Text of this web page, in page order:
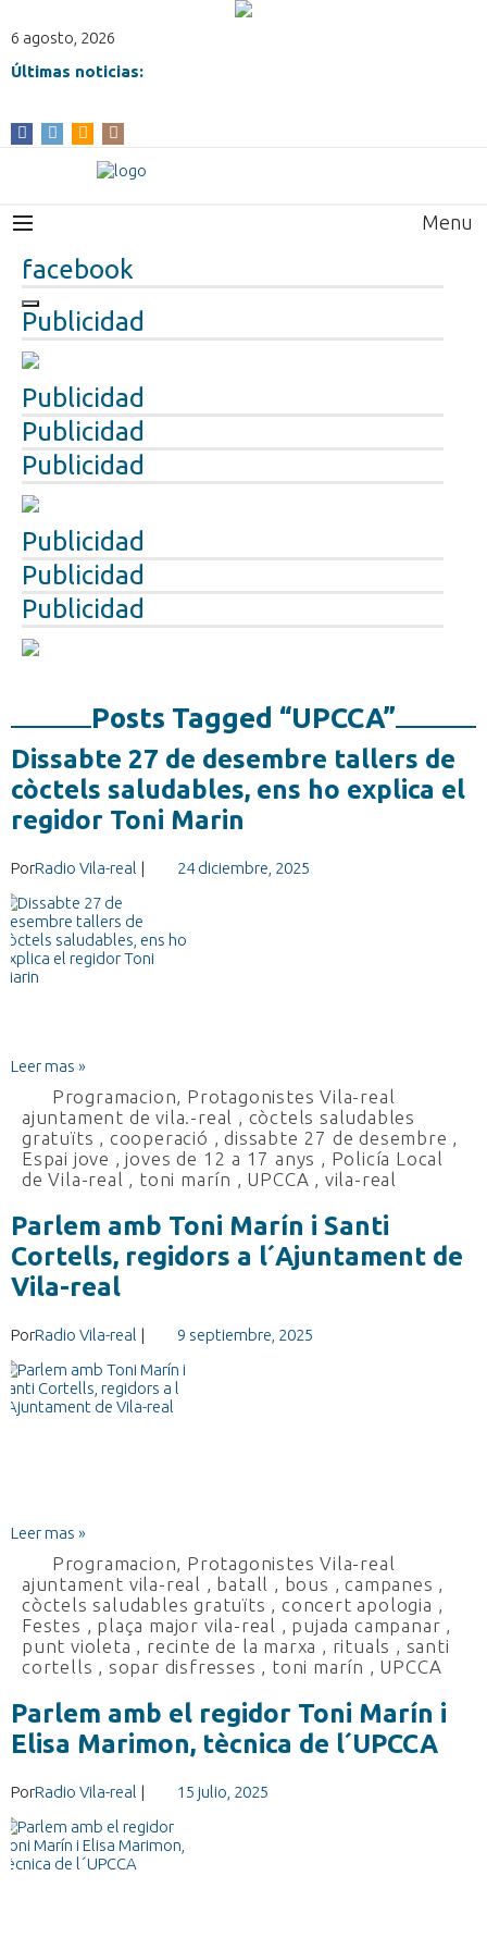
6 agosto, 2026
Últimas noticias:
Menu
facebook
Publicidad
Publicidad
Publicidad
Publicidad
Publicidad
Publicidad
Publicidad
Posts Tagged “UPCCA”
Dissabte 27 de desembre tallers de
còctels saludables, ens ho explica el
regidor Toni Marin
PorRadio Vila-real | 24 diciembre, 2025
Leer mas »
Programacion, Protagonistes Vila-real
ajuntament de vila.-real , còctels saludables
gratuïts , cooperació ,dissabte 27 de desembre ,
Espai jove ,joves de 12 a 17 anys , Policía Local
de Vila-real , toni marín , UPCCA , vila-real
Parlem amb Toni Marín i Santi
Cortells, regidors a l´Ajuntament de
Vila-real
PorRadio Vila-real | 9 septiembre, 2025
Leer mas »
Programacion, Protagonistes Vila-real
ajuntament vila-real , batall , bous ,campanes ,
còctels saludables gratuïts ,concert apologia ,
Festes , plaça major vila-real , pujada campanar ,
punt violeta , recinte de la marxa , rituals , santi
cortells , sopar disfresses , toni marín , UPCCA
Parlem amb el regidor Toni Marín i
Elisa Marimon, tècnica de l´UPCCA
PorRadio Vila-real | 15 julio, 2025